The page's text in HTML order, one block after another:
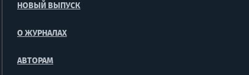
НОВЫЙ ВЫПУСК
О ЖУРНАЛАХ
АВТОРАМ